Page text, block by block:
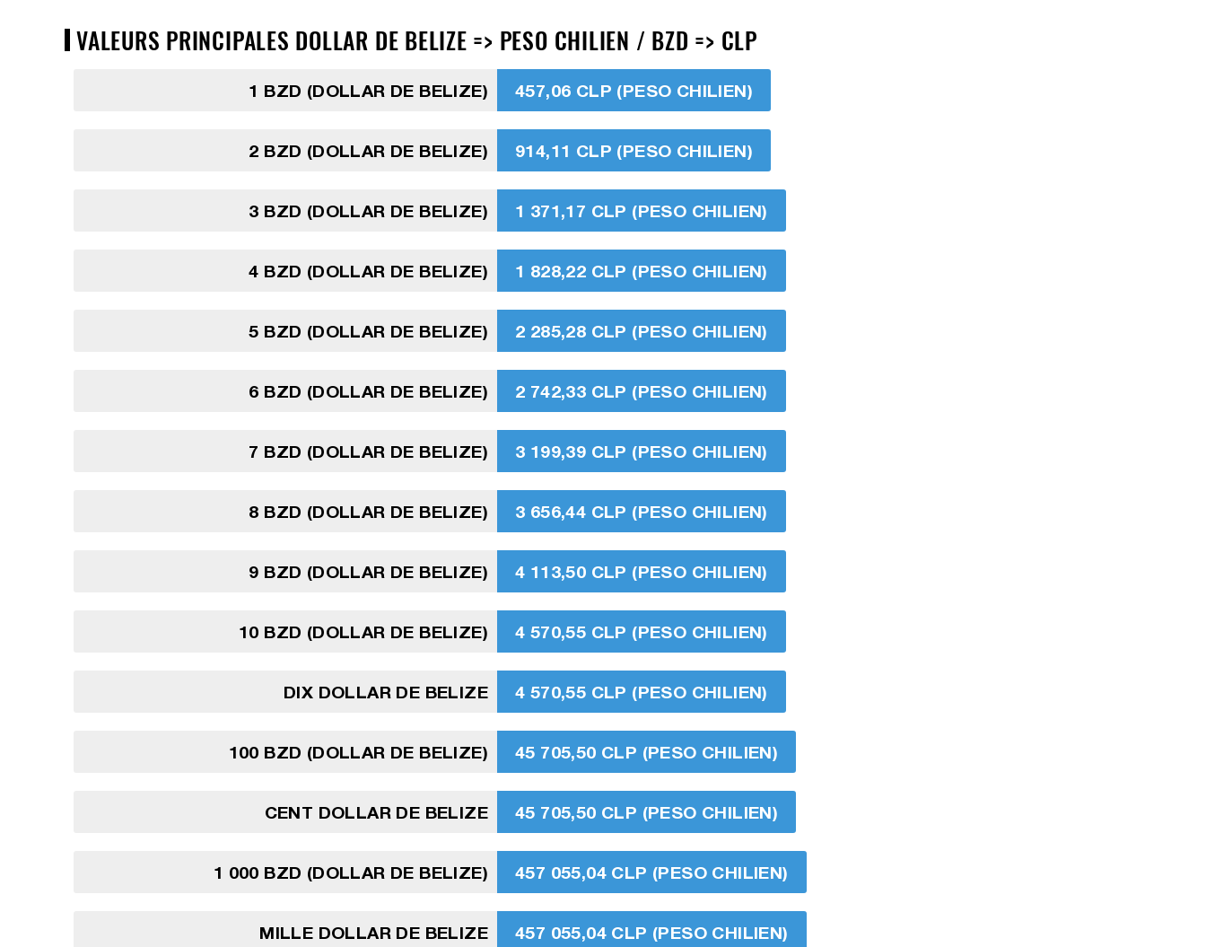
VALEURS PRINCIPALES DOLLAR DE BELIZE => PESO CHILIEN / BZD => CLP
1 BZD (DOLLAR DE BELIZE) 457,06 CLP (PESO CHILIEN)
2 BZD (DOLLAR DE BELIZE) 914,11 CLP (PESO CHILIEN)
3 BZD (DOLLAR DE BELIZE) 1 371,17 CLP (PESO CHILIEN)
4 BZD (DOLLAR DE BELIZE) 1 828,22 CLP (PESO CHILIEN)
5 BZD (DOLLAR DE BELIZE) 2 285,28 CLP (PESO CHILIEN)
6 BZD (DOLLAR DE BELIZE) 2 742,33 CLP (PESO CHILIEN)
7 BZD (DOLLAR DE BELIZE) 3 199,39 CLP (PESO CHILIEN)
8 BZD (DOLLAR DE BELIZE) 3 656,44 CLP (PESO CHILIEN)
9 BZD (DOLLAR DE BELIZE) 4 113,50 CLP (PESO CHILIEN)
10 BZD (DOLLAR DE BELIZE) 4 570,55 CLP (PESO CHILIEN)
DIX DOLLAR DE BELIZE 4 570,55 CLP (PESO CHILIEN)
100 BZD (DOLLAR DE BELIZE) 45 705,50 CLP (PESO CHILIEN)
CENT DOLLAR DE BELIZE 45 705,50 CLP (PESO CHILIEN)
1 000 BZD (DOLLAR DE BELIZE) 457 055,04 CLP (PESO CHILIEN)
MILLE DOLLAR DE BELIZE 457 055,04 CLP (PESO CHILIEN)